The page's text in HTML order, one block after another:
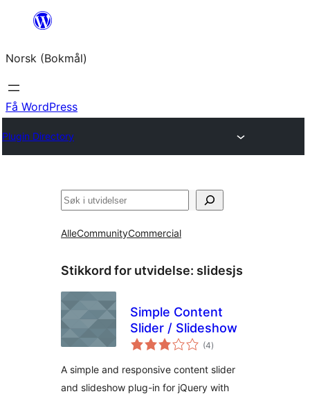
Hopp
innhold
Norsk (Bokmål)
Få WordPress
Plugin Directory
Søk
AlleCommunityCommercial
Stikkord for utvidelse: slidesjs
Simple Content
Slider / Slideshow
(4totale
vurderinger
)
A simple and responsive content slider
and slideshow plug-in for jQuery with